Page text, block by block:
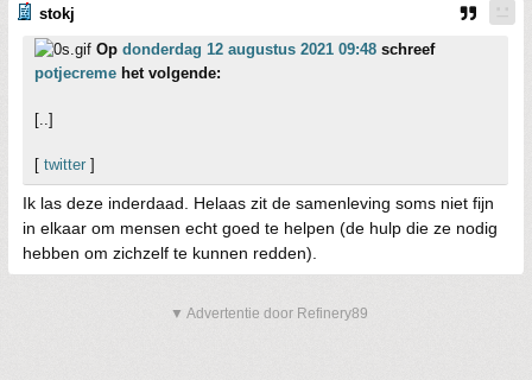
stokj
Op donderdag 12 augustus 2021 09:48 schreef
potjecreme het volgende:
[..]
[ twitter ]
Ik las deze inderdaad. Helaas zit de samenleving soms niet fijn
in elkaar om mensen echt goed te helpen (de hulp die ze nodig
hebben om zichzelf te kunnen redden).
▼ Advertentie door Refinery89